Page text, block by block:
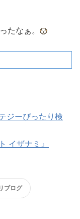
たなぁ。
ジーぴったり検
イザナミ』
ブログ